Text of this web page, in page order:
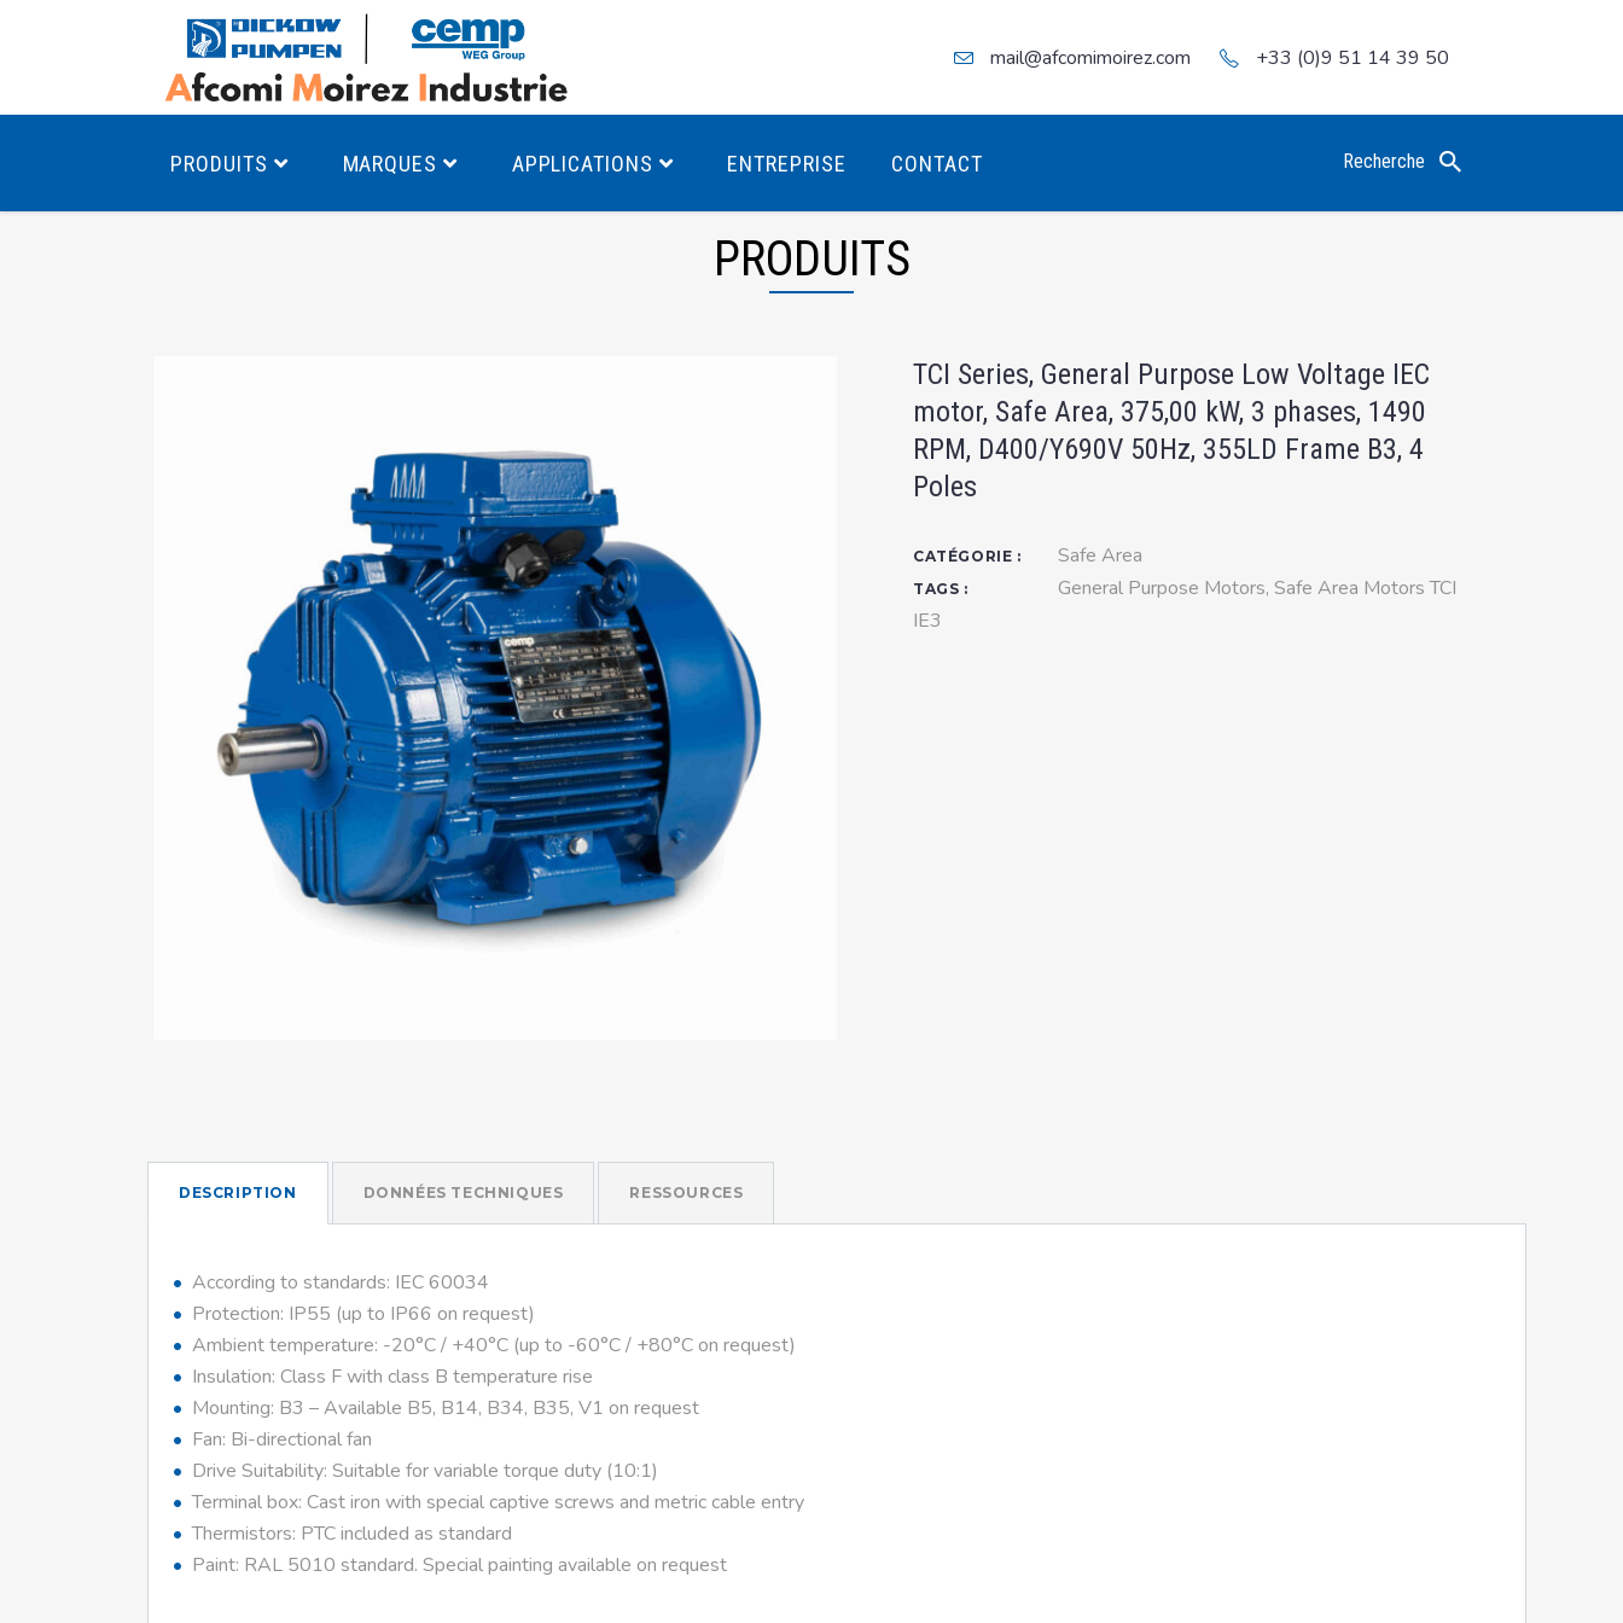
mail@afcomimoirez.com +33 (0)9 51 14 39 50
PRODUITS
Moteurs Antidéflagrants ÉCO T4
Moteurs Antidéflagrants ÉCO T3
Moteurs standards (non
Antidéflagrants)
Moteurs Antidéflagrants NEMA
(Normes Américaines)
MARQUES APPLICATIONS ENTREPRISE CONTACT Recherche
PRODUITS
TCI Series, General Purpose Low Voltage IEC
motor, Safe Area, 375,00 kW, 3 phases, 1490
RPM, D400/Y690V 50Hz, 355LD Frame B3, 4
Poles
CATÉGORIE : Safe Area
TAGS : General Purpose Motors, Safe Area Motors TCI
IE3
DESCRIPTION DONNÉES TECHNIQUES RESSOURCES
According to standards: IEC 60034
Protection: IP55 (up to IP66 on request)
Ambient temperature: -20°C / +40°C (up to -60°C / +80°C on request)
Insulation: Class F with class B temperature rise
Mounting: B3 – Available B5, B14, B34, B35, V1 on request
Fan: Bi-directional fan
Drive Suitability: Suitable for variable torque duty (10:1)
Terminal box: Cast iron with special captive screws and metric cable entry
Thermistors: PTC included as standard
Paint: RAL 5010 standard. Special painting available on request